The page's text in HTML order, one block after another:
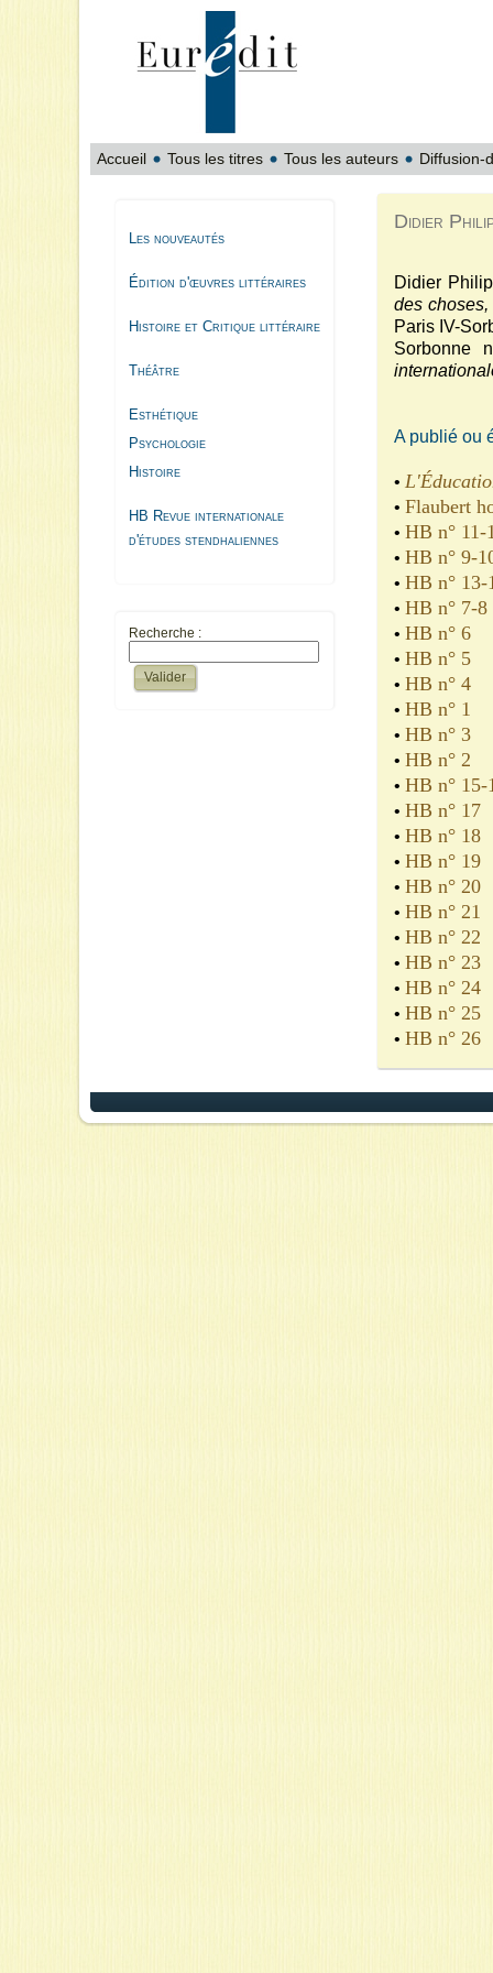
Accueil Tous les titres Tous les auteurs Diffusion-
Les nouveautés
Édition d'œuvres littéraires
Histoire et Critique littéraire
Théâtre
Esthétique
Psychologie
Histoire
HB Revue internationale
d'études stendhaliennes
Recherche :
Didier
Didier
des
Paris IV-
Sorbonne
A publié ou
•
• Flaubert
• HB n° 11-
• HB n° 9-
• HB n° 13-
• HB n° 7-8
• HB n° 6
• HB n° 5
• HB n° 4
• HB n° 1
• HB n° 3
• HB n° 2
• HB n° 15-
• HB n° 17
• HB n° 18
• HB n° 19
• HB n° 20
• HB n° 21
• HB n° 22
• HB n° 23
• HB n° 24
• HB n° 25
• HB n° 26